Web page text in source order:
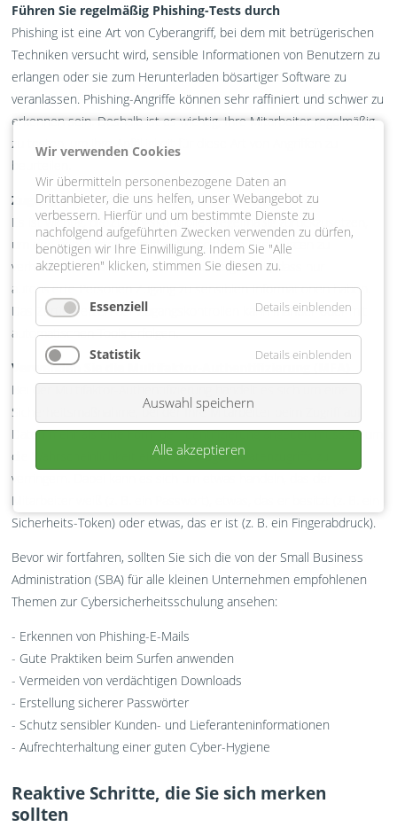
Führen Sie regelmäßig Phishing-Tests durch
Phishing ist eine Art von Cyberangriff, bei dem mit betrügerischen
Techniken versucht wird, sensible Informationen von Benutzern zu
erlangen oder sie zum Herunterladen bösartiger Software zu
veranlassen. Phishing-Angriffe können sehr raffiniert und schwer zu
erkennen sein. Deshalb ist es wichtig, Ihre Mitarbeiter regelmäßig
zu testen, um ihre Anfälligkeit für diese Art von Angriffen zu
beurteilen.
Zugangskontrollen regelmäßig zurücksetzen
Es ist wichtig, die Zugangskontrollen regelmäßig zurückzusetzen,
um den unbefugten Zugriff auf geschützte Ressourcen zu
verhindern. Auf diese Weise wird sichergestellt, dass nur
autorisierte Personen Zugang zu sensiblen Informationen haben.
Das Zurücksetzen der Zugangskontrollen kann manuell oder mit
automatischen Tools erfolgen.
Verwenden Sie die Multifaktor-Authentifizierung (MFA)
Bei der Multifaktor-Authentifizierung handelt es sich um eine
Sicherheitsmaßnahme, bei der Ihre Mitarbeiter beim Zugriff auf
Daten mehr als eine Form der Identifizierung angeben müssen, um
die Wahrscheinlichkeit eines unbefugten Datenzugriffs zu
verringern. Dabei kann es sich um etwas handeln, das der
Mitarbeiter weiß (z. B. ein Passwort), etwas, das er besitzt (z. B. ein
Sicherheits-Token) oder etwas, das er ist (z. B. ein Fingerabdruck).
Bevor wir fortfahren, sollten Sie sich die von der Small Business
Administration (SBA) für alle kleinen Unternehmen empfohlenen
Themen zur Cybersicherheitsschulung ansehen:
- Erkennen von Phishing-E-Mails
- Gute Praktiken beim Surfen anwenden
- Vermeiden von verdächtigen Downloads
- Erstellung sicherer Passwörter
- Schutz sensibler Kunden- und Lieferanteninformationen
- Aufrechterhaltung einer guten Cyber-Hygiene
Reaktive Schritte, die Sie sich merken
sollten
Wir verwenden Cookies
Wir übermitteln personenbezogene Daten an
Drittanbieter, die uns helfen, unser Webangebot zu
verbessern. Hierfür und um bestimmte Dienste zu
nachfolgend aufgeführten Zwecken verwenden zu dürfen,
benötigen wir Ihre Einwilligung. Indem Sie "Alle
akzeptieren" klicken, stimmen Sie diesen zu.
Essenziell Details einblenden
Statistik Details einblenden
Auswahl speichern
Alle akzeptieren